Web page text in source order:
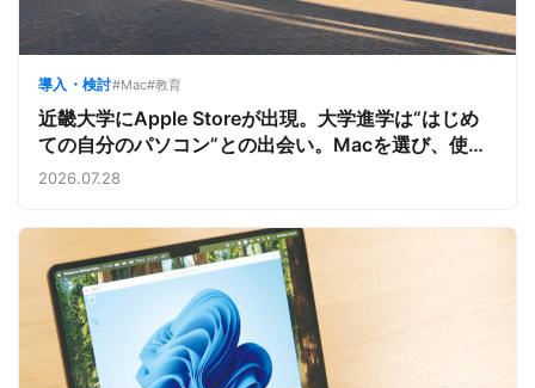
導入・検討#Mac#教育
近畿大学にApple Storeが出現。大学進学は“はじめ
ての自分のパソコン”との出会い。Macを選び、使う
魅力と楽しさを、夏のオープンキャンパスでアピール
2026.07.28